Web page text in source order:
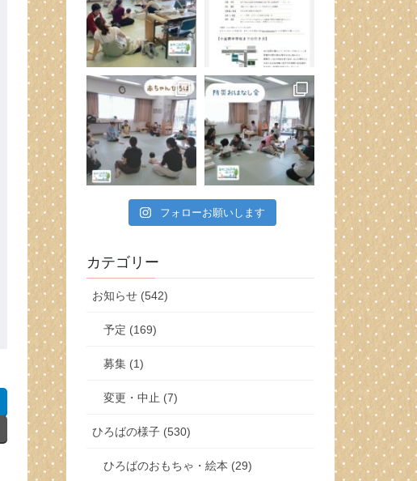
フォローお願いします
カテゴリー
お知らせ (542)
予定 (169)
募集 (1)
変更・中止 (7)
ひろばの様子 (530)
ひろばのおもちゃ・絵本 (29)